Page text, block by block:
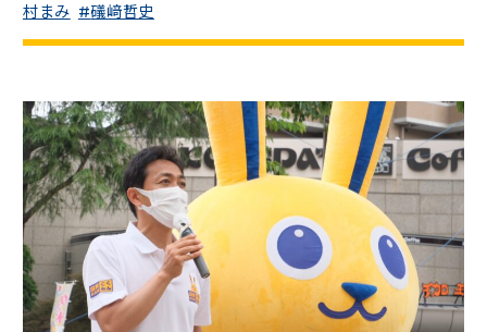
Go!Go!こくみんストア
（新しいタブで開く）
国民民主党学生部（新しいタブで開く）
二次創作ガイドライン（新しいタブで開く）
プライバシーポリシー
特定商取引法に基づく表記
村まみ
礒﨑哲史